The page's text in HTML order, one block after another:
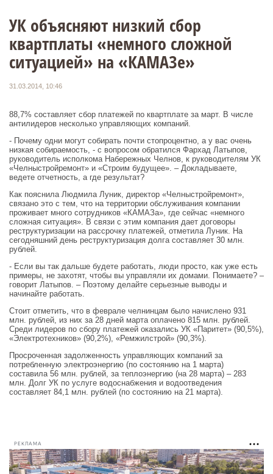
УК объясняют низкий сбор
квартплаты «немного сложной
ситуацией» на «КАМАЗе»
31.03.2014, 10:46
88,7% составляет сбор платежей по квартплате за март. В числе
антилидеров несколько управляющих компаний.
- Почему одни могут собирать почти стопроцентно, а у вас очень
низкая собираемость, - с вопросом обратился Фархад Латыпов,
руководитель исполкома Набережных Челнов, к руководителям УК
«Челныстройремонт» и «Строим будущее». – Докладываете,
ведете отчетность, а где результат?
Как пояснила Людмила Луник, директор «Челныстройремонт»,
связано это с тем, что на территории обслуживания компании
проживает много сотрудников «КАМАЗа», где сейчас «немного
сложная ситуация». В связи с этим компания дает договоры
реструктуризации на рассрочку платежей, отметила Луник. На
сегодняшний день реструктуризация долга составляет 30 млн.
рублей.
- Если вы так дальше будете работать, люди просто, как уже есть
примеры, не захотят, чтобы вы управляли их домами. Понимаете? –
говорит Латыпов. – Поэтому делайте серьезные выводы и
начинайте работать.
Стоит отметить, что в феврале челнинцам было начислено 931
млн. рублей, из них за 28 дней марта оплачено 815 млн. рублей.
Среди лидеров по сбору платежей оказались УК «Паритет» (90,5%),
«Электротехников» (90,2%), «Ремжилстрой» (90,3%).
Просроченная задолженность управляющих компаний за
потребленную электроэнергию (по состоянию на 1 марта)
составила 56 млн. рублей, за теплоэнергию (на 28 марта) – 283
млн. Долг УК по услуге водоснабжения и водоотведения
составляет 84,1 млн. рублей (по состоянию на 21 марта).
РЕКЛАМА